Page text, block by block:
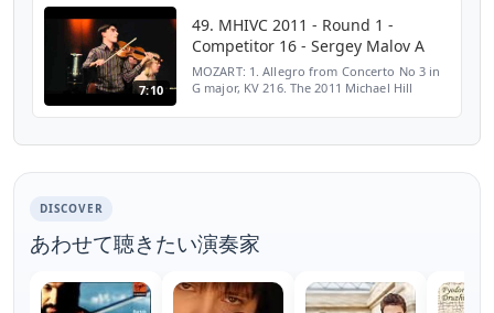
7:10
49. MHIVC 2011 - Round 1 -
Competitor 16 - Sergey Malov A
MOZART: 1. Allegro from Concerto No 3 in
G major, KV 216. The 2011 Michael Hill
DISCOVER
あわせて聴きたい演奏家